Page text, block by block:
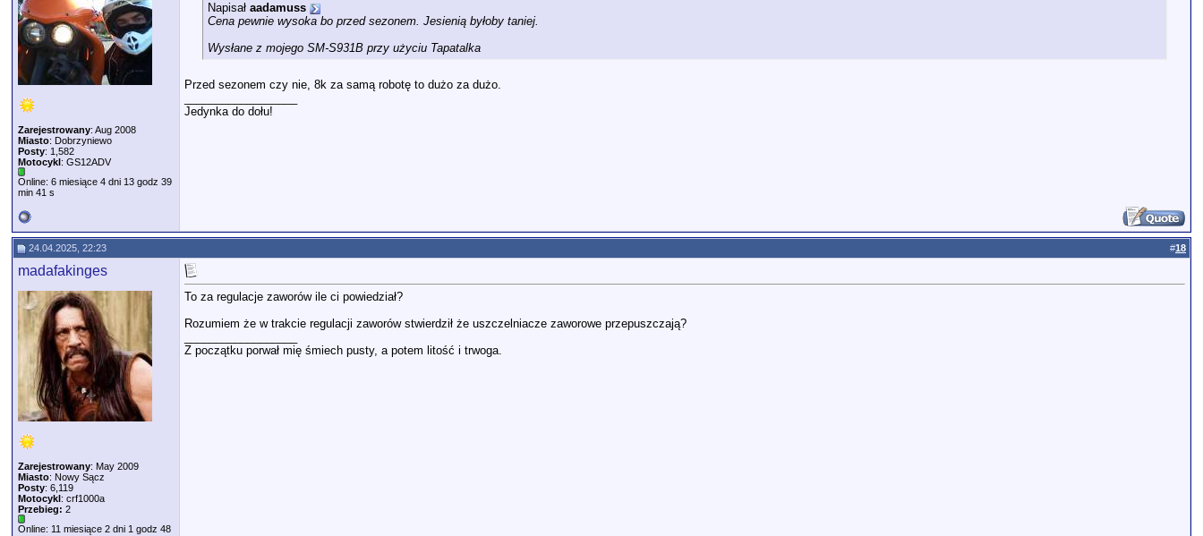
Zarejestrowany: Aug 2008
Miasto: Dobrzyniewo
Posty: 1,582
Motocykl: GS12ADV
Online: 6 miesiące 4 dni 13 godz 39
min 41 s
Napisał aadamuss
Cena pewnie wysoka bo przed sezonem. Jesienią byłoby taniej.
Wysłane z mojego SM-S931B przy użyciu Tapatalka
Przed sezonem czy nie, 8k za samą robotę to dużo za dużo.
Jedynka do dołu!
24.04.2025, 22:23 #18
madafakinges
Zarejestrowany: May 2009
Miasto: Nowy Sącz
Posty: 6,119
Motocykl: crf1000a
Przebieg: 2
Online: 11 miesiące 2 dni 1 godz 48
To za regulacje zaworów ile ci powiedział?
Rozumiem że w trakcie regulacji zaworów stwierdził że uszczelniacze zaworowe przepuszczają?
Z początku porwał mię śmiech pusty, a potem litość i trwoga.